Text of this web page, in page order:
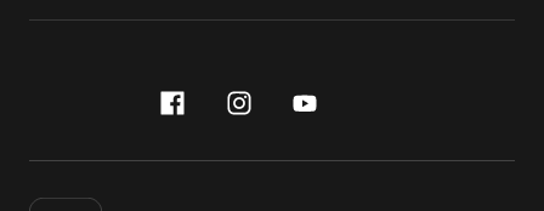
facebook
instagram
youtube